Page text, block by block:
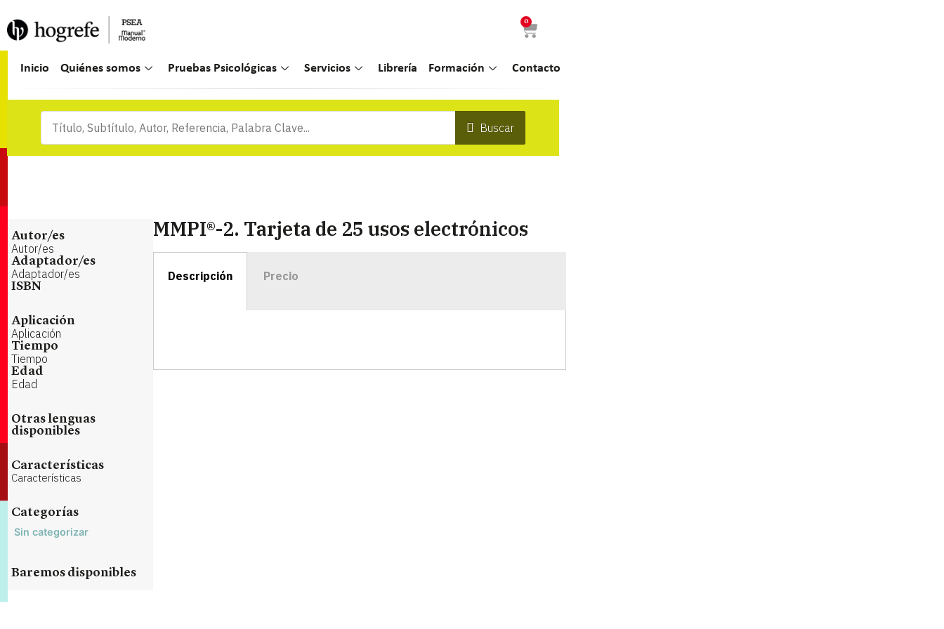
0
Inicio Quiénes somos Pruebas Psicológicas Servicios Librería Formación Contacto
Buscar
Autor/es
Autor/es
Adaptador/es
Adaptador/es
ISBN
Aplicación
Aplicación
Tiempo
Tiempo
Edad
Edad
Otras lenguas
disponibles
Características
Características
Categorías
Sin categorizar
Baremos disponibles
MMPI®-2. Tarjeta de 25 usos electrónicos
Descripción Precio